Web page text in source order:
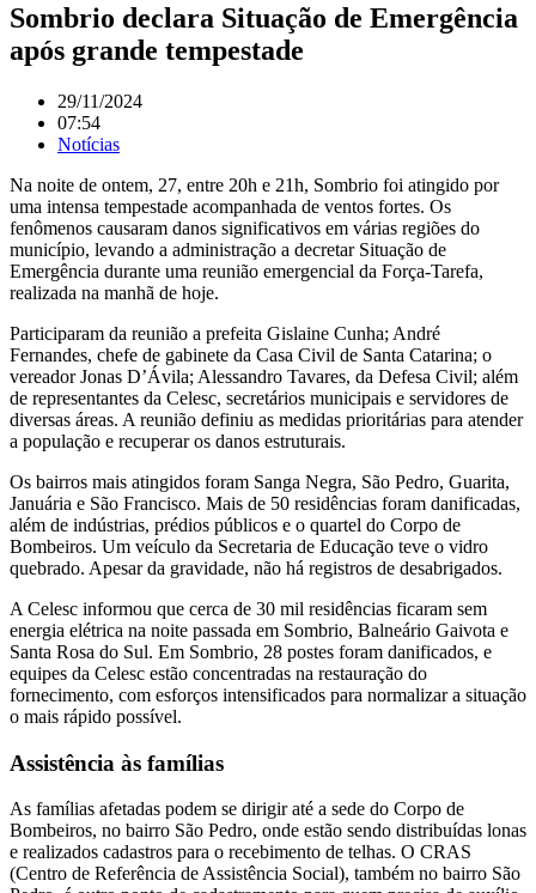
Sombrio declara Situação de Emergência
após grande tempestade
29/11/2024
07:54
Notícias
Na noite de ontem, 27, entre 20h e 21h, Sombrio foi atingido por
uma intensa tempestade acompanhada de ventos fortes. Os
fenômenos causaram danos significativos em várias regiões do
município, levando a administração a decretar Situação de
Emergência durante uma reunião emergencial da Força-Tarefa,
realizada na manhã de hoje.
Participaram da reunião a prefeita Gislaine Cunha; André
Fernandes, chefe de gabinete da Casa Civil de Santa Catarina; o
vereador Jonas D’Ávila; Alessandro Tavares, da Defesa Civil; além
de representantes da Celesc, secretários municipais e servidores de
diversas áreas. A reunião definiu as medidas prioritárias para atender
a população e recuperar os danos estruturais.
Os bairros mais atingidos foram Sanga Negra, São Pedro, Guarita,
Januária e São Francisco. Mais de 50 residências foram danificadas,
além de indústrias, prédios públicos e o quartel do Corpo de
Bombeiros. Um veículo da Secretaria de Educação teve o vidro
quebrado. Apesar da gravidade, não há registros de desabrigados.
A Celesc informou que cerca de 30 mil residências ficaram sem
energia elétrica na noite passada em Sombrio, Balneário Gaivota e
Santa Rosa do Sul. Em Sombrio, 28 postes foram danificados, e
equipes da Celesc estão concentradas na restauração do
fornecimento, com esforços intensificados para normalizar a situação
o mais rápido possível.
Assistência às famílias
As famílias afetadas podem se dirigir até a sede do Corpo de
Bombeiros, no bairro São Pedro, onde estão sendo distribuídas lonas
e realizados cadastros para o recebimento de telhas. O CRAS
(Centro de Referência de Assistência Social), também no bairro São